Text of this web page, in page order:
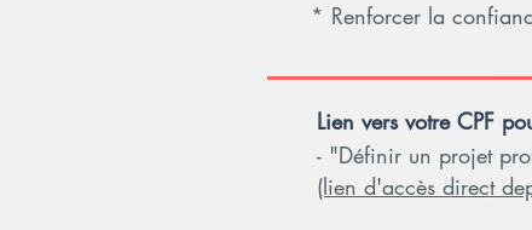
* Renforcer la
Lien vers votre CPF
- "Définir un projet
(lien d'accès direct